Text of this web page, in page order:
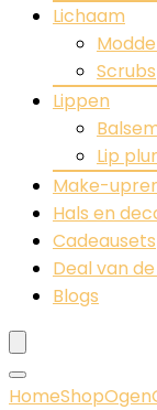
Lichaam
Scrubs
Lippen
Lip
Make-
Hals en
Cadeausets
Deal van
Blogs
HomeShopOgen